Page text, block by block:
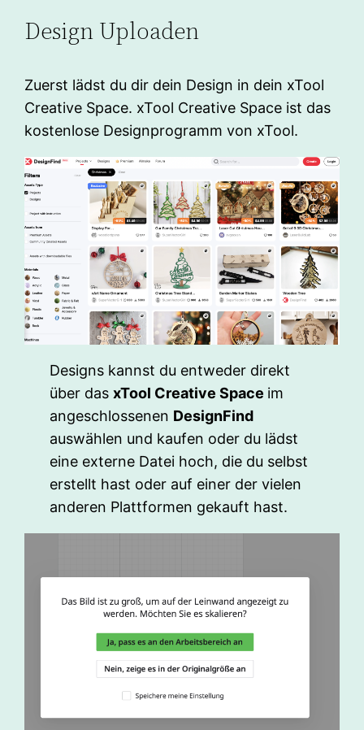
Design Uploaden
Zuerst lädst du dir dein Design in dein xTool
Creative Space. xTool Creative Space ist das
kostenlose Designprogramm von xTool.
Designs kannst du entweder direkt
über dasxTool Creative Space im
angeschlossenen DesignFind
auswählen und kaufen oder du lädst
eine externe Datei hoch, die du selbst
erstellt hast oder auf einer der vielen
anderen Plattformen gekauft hast.